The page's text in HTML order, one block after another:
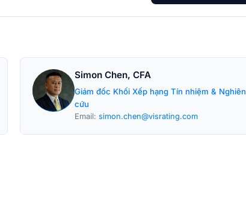
Simon Chen, CFA
Giám đốc Khối Xếp hạng Tín nhiệm & Nghiên
cứu
Email: simon.chen@visrating.com